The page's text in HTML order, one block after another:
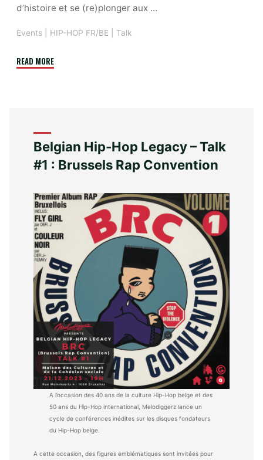
d’histoire et se (re)plonger aux …
Events HIP-HOP FR/BE Talk
READ MORE"Belgian
#1
:
J"
Belgian Hip-Hop Legacy – Talk
#1 : Brussels Rap Convention
A l’occasion des 40 ans de la culture Hip-Hop belge et des
50 ans du Hip-Hop international, Melodiggerz lance un
cycle de conférences inédites sur les disques fondateurs
du Hip-Hop belge.
A cette occasion, des figures emblématiques sont invitées pour